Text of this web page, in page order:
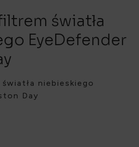
światła
EyeDefender
niebieskiego
Day